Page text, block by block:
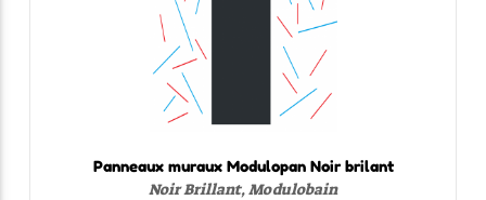
Panneaux muraux Modulopan Noir brilant
Noir Brillant, Modulobain